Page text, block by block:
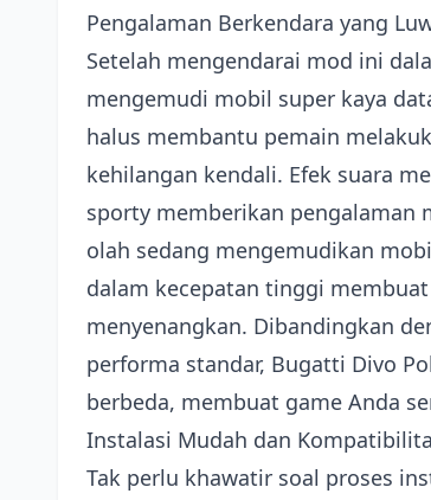
Pengalaman Berkendara yang
Setelah mengendarai mod ini
mengemudi mobil super kaya
halus membantu pemain
kehilangan kendali. Efek suara
sporty memberikan pengalaman
olah sedang mengemudikan
dalam kecepatan tinggi
menyenangkan. Dibandingkan
performa standar, Bugatti Divo
berbeda, membuat game Anda
Instalasi Mudah dan
Tak perlu khawatir soal proses